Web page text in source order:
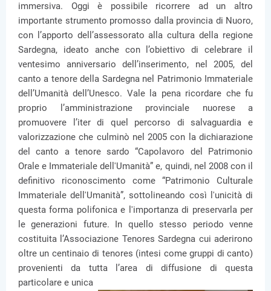
immersiva. Oggi è possibile ricorrere ad un altro
importante strumento promosso dalla provincia di Nuoro,
con l’apporto dell’assessorato alla cultura della regione
Sardegna, ideato anche con l’obiettivo di celebrare il
ventesimo anniversario dell’inserimento, nel 2005, del
canto a tenore della Sardegna nel Patrimonio Immateriale
dell’Umanità dell’Unesco. Vale la pena ricordare che fu
proprio l’amministrazione provinciale nuorese a
promuovere l’iter di quel percorso di salvaguardia e
valorizzazione che culminò nel 2005 con la dichiarazione
del canto a tenore sardo “Capolavoro del Patrimonio
Orale e Immateriale dell'Umanità” e, quindi, nel 2008 con il
definitivo riconoscimento come “Patrimonio Culturale
Immateriale dell'Umanità”, sottolineando così l'unicità di
questa forma polifonica e l'importanza di preservarla per
le generazioni future. In quello stesso periodo venne
costituita l’Associazione Tenores Sardegna cui aderirono
oltre un centinaio di tenores (intesi come gruppi di canto)
provenienti da tutta l’area di diffusione di questa
particolare e unica